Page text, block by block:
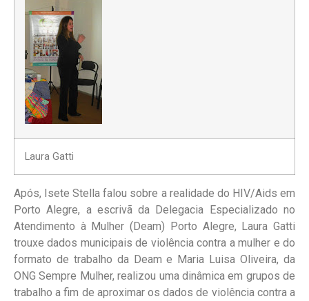
Laura Gatti
Após, Isete Stella falou sobre a realidade do HIV/Aids em
Porto Alegre, a escrivã da Delegacia Especializado no
Atendimento à Mulher (Deam) Porto Alegre, Laura Gatti
trouxe dados municipais de violência contra a mulher e do
formato de trabalho da Deam e Maria Luisa Oliveira, da
ONG Sempre Mulher, realizou uma dinâmica em grupos de
trabalho a fim de aproximar os dados de violência contra a